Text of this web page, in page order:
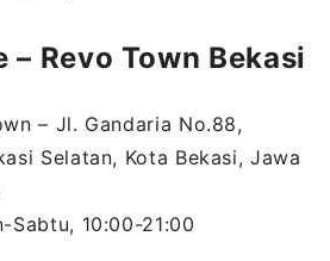
– Revo Town Bekasi
– Jl. Gandaria No.88,
Selatan, Kota Bekasi, Jawa
Sabtu, 10:00-21:00